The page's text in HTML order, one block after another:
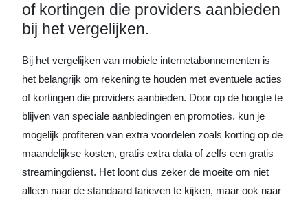
of kortingen die providers aanbieden
bij het vergelijken.
Bij het vergelijken van mobiele internetabonnementen is
het belangrijk om rekening te houden met eventuele acties
of kortingen die providers aanbieden. Door op de hoogte te
blijven van speciale aanbiedingen en promoties, kun je
mogelijk profiteren van extra voordelen zoals korting op de
maandelijkse kosten, gratis extra data of zelfs een gratis
streamingdienst. Het loont dus zeker de moeite om niet
alleen naar de standaard tarieven te kijken, maar ook naar